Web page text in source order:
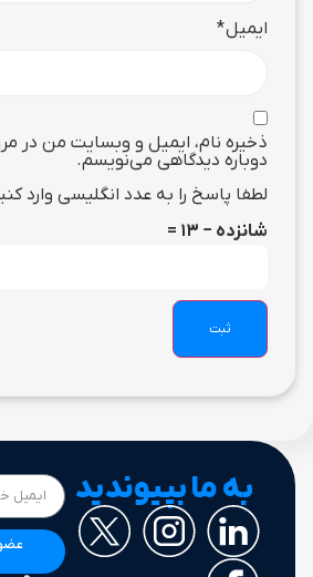
ایمیل*
ذخیره نام، ایمیل و وبسایت من در
دوباره دیدگاهی می‌نویسم.
لطفا پاسخ را به عدد انگلیسی وارد
شانزده − 13 =
به ما بپیوندید